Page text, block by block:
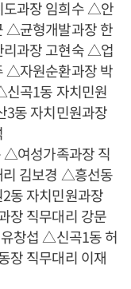
과장 임희수 △안
△균형개발과장 한
과장 고현숙 △업
△자원순환과장 박
곡1동 자치민원
동 자치민원과장
△여성가족과장 직
김보경 △흥선동
동 자치민원과장
장 직무대리 강문
창섭 △신곡1동 허
장 직무대리 이재